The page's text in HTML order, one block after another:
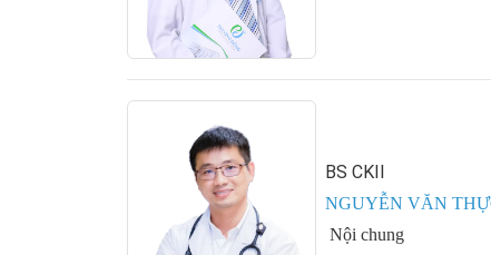
BS CKII
NGUYỄN VĂN
Nội chung